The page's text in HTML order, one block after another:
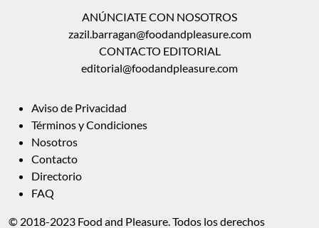
ANÚNCIATE CON NOSOTROS
zazil.barragan@foodandpleasure.com
CONTACTO EDITORIAL
editorial@foodandpleasure.com
Aviso de Privacidad
Términos y Condiciones
Nosotros
Contacto
Directorio
FAQ
© 2018-2023 Food and Pleasure. Todos los derechos